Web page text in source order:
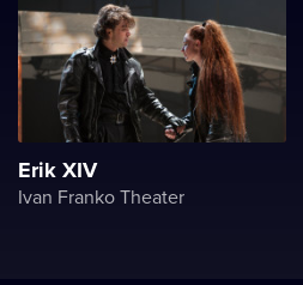
Erik XIV
Ivan Franko Theater